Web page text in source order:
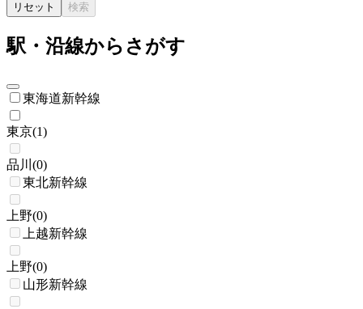
リセット 検索
駅・沿線からさがす
東海道新幹線
東京(1)
品川 (0)
東北新幹線
上野(0)
上越新幹線
上野(0)
山形新幹線